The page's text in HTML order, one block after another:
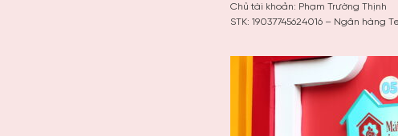
Chủ tài khoản: Phạm Trường Thịnh
STK: 19037745624016 – Ngân hàng